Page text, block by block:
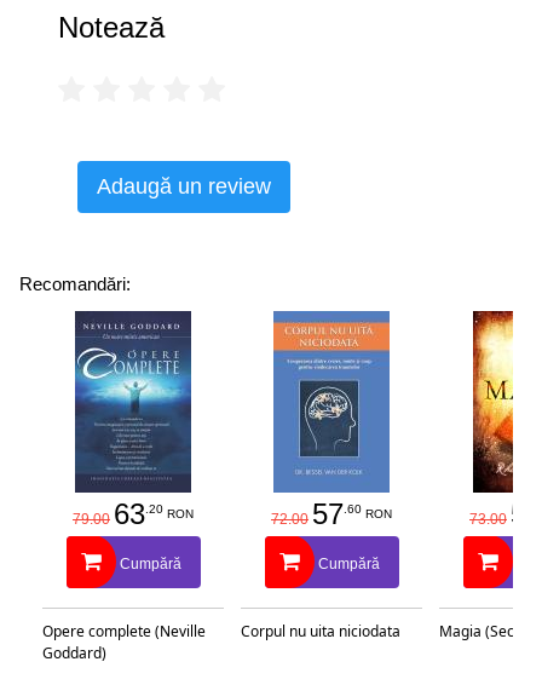
Cu viziunea inspiratoare a lui Shadyac asupra a ceea ce
Notează
Adaugă un review
Recomandări:
79.00 63.20 RON
Cumpără
Opere complete (Neville
Goddard)
72.00 57.60 RON
Cumpără
Corpul nu uita niciodata
73.00 58
Magia